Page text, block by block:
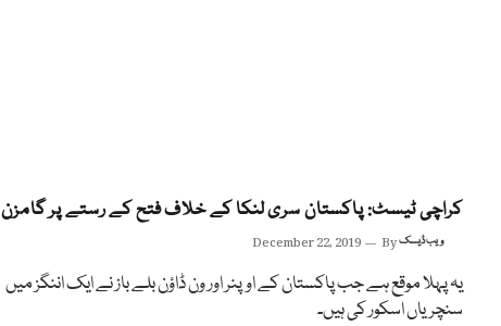
کراچی ٹیسٹ: پاکستان سری لنکا کے خلاف فتح کے رستے پر گامزن
December 22, 2019 Byویب ڈیسک
یہ پہلا موقع ہے جب پاکستان کے اوپنر اور ون ڈاؤن بلے باز نے ایک اننگز میں
سنچریاں اسکور کی ہیں۔